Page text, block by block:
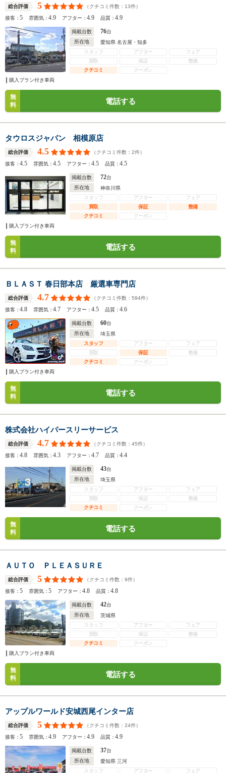
総合評価 5 （クチコミ件数： 13件）
接客：5 雰囲気：4.9 アフター：4.9 品質：4.9
掲載台数 76台
所在地
愛知県 名古屋・知多
スタッフ
アフター
フェア
買取
保証
整備
クチコミ
クーポン
購入プラン付き車両
無
料
電話する
タウロスジャパン 相模原店
総合評価 4.5 （クチコミ件数： 2件）
接客：4.5 雰囲気：4.5 アフター：4.5 品質：4.5
掲載台数 72台
所在地
神奈川県
スタッフ
アフター
フェア
買取
保証
整備
クチコミ
クーポン
購入プラン付き車両
無
料
電話する
ＢＬＡＳＴ 春日部本店 厳選車専門店
総合評価 4.7 （クチコミ件数： 594件）
接客：4.8 雰囲気：4.7 アフター：4.5 品質：4.6
掲載台数 60台
所在地
埼玉県
スタッフ
アフター
フェア
買取
保証
整備
クチコミ
クーポン
購入プラン付き車両
無
料
電話する
株式会社ハイパースリーサービス
総合評価 4.7 （クチコミ件数： 45件）
接客：4.8 雰囲気：4.3 アフター：4.7 品質：4.4
掲載台数 43台
所在地
埼玉県
スタッフ
アフター
フェア
買取
保証
整備
クチコミ
クーポン
無
料
電話する
ＡＵＴＯ ＰＬＥＡＳＵＲＥ
総合評価 5 （クチコミ件数： 9件）
接客：5 雰囲気：5 アフター：4.8 品質：4.8
掲載台数 42台
所在地
茨城県
スタッフ
アフター
フェア
買取
保証
整備
クチコミ
クーポン
購入プラン付き車両
無
料
電話する
アップルワールド安城西尾インター店
総合評価 5 （クチコミ件数： 24件）
接客：5 雰囲気：4.9 アフター：4.9 品質：4.9
掲載台数 37台
所在地
愛知県 三河
スタッフ
アフター フェア